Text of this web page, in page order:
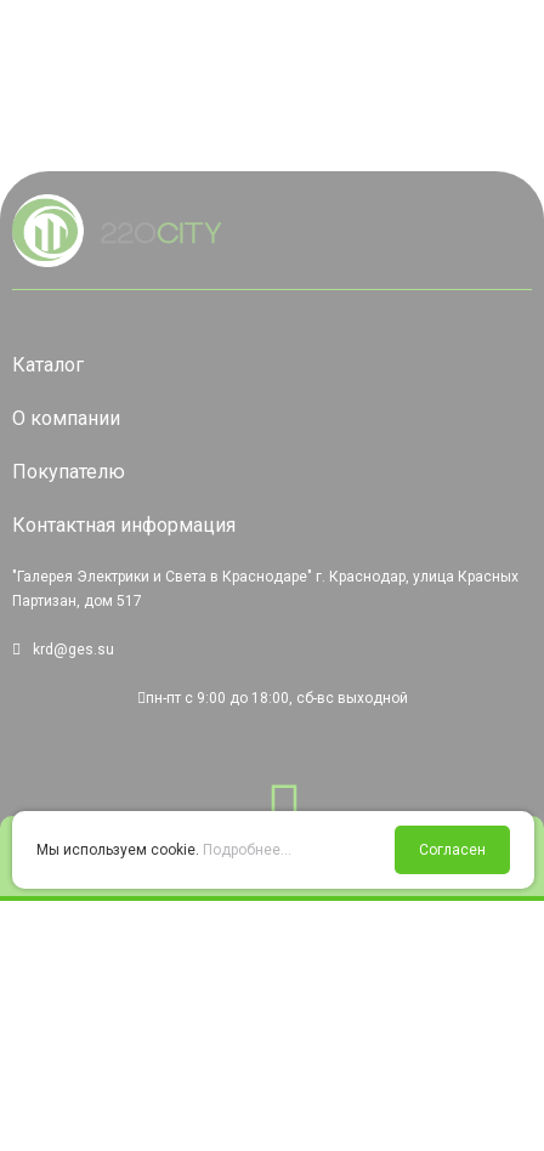
Войти Избранное Корзина
Каталог
О компании
Покупателю
Контактная информация
"Галерея Электрики и Света в Краснодаре" г. Краснодар, улица Красных
Партизан, дом 517
krd@ges.su
пн-пт с 9:00 до 18:00, сб-вс выходной
Мы используем cookie. Подробнее... Согласен